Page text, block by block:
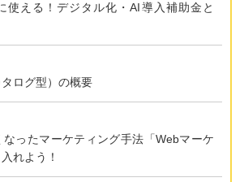
使える！デジタル化・AI導入補助金と
ログ型）の概要
なったマーケティング手法「Webマーケ
れよう！